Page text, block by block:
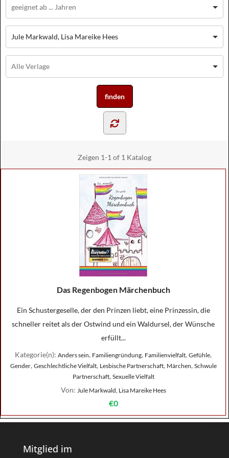
Jule Markwald, Lisa Mareike Hees
Zeigen 1-1 of 1 Katalog
Das Regenbogen Märchenbuch
Ein Schustergeselle, der den Prinzen liebt, eine Prinzessin, die
schneller reitet als der Ostwind und ein Waldursel, der Wünsche
erfüllt...
Kategorie(n): Anders sein, Familiengründung, Familienvielfalt, Gefühle,
Gender, Geschlechtliche Vielfalt, Lesbische Partnerschaft, Märchen, Schwule
Partnerschaft, Sexuelle Vielfalt
Von: Jule Markwald, Lisa Mareike Hees
€0
Mitglied im